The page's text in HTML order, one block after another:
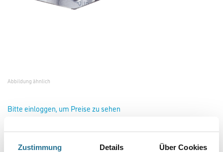
Zustimmung Details Über Cookies
Abbildung ähnlich
Bitte einloggen, um Preise zu sehen
Jaeger Glättkelle 200 mm x 80 9740000